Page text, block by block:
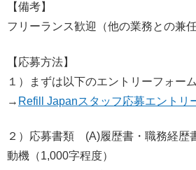
【備考】
フリーランス歓迎（他の業務との兼任
【応募方法】
１）まずは以下のエントリーフォー
→ Refill Japanスタッフ応募エントリ
２）応募書類 (A)履歴書・職務経歴
動機（1,000字程度）